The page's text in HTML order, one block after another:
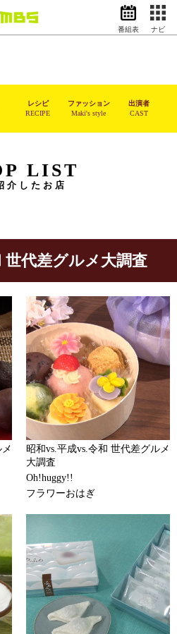
番組表 ナビ
レシピ
RECIPE
ファッション
Maki's style
出演者
CAST
LIST
介したお店
世代差グルメ大調査
昭和vs.平成vs.令和 世代差グルメ
大調査
Oh!huggy!!
フラワーおはぎ